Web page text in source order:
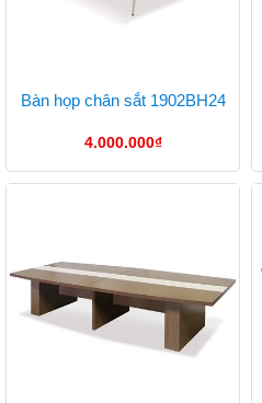
Bàn họp chân sắt 1902BH24
4.000.000₫